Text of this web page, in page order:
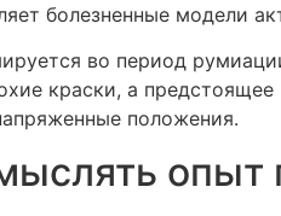
болезненные модели
во период
краски, а
положения.
опыт